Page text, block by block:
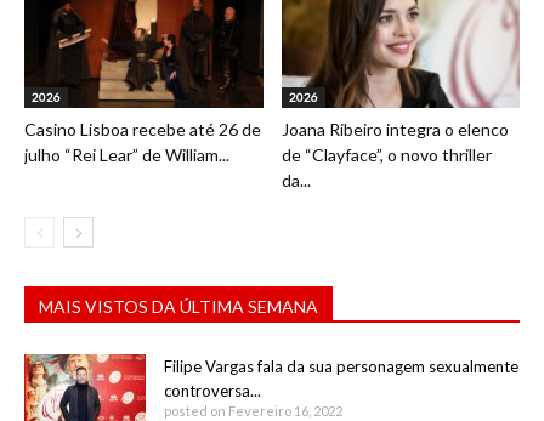
2026
Casino Lisboa recebe até 26 de
julho “Rei Lear” de William...
2026
Joana Ribeiro integra o elenco
de “Clayface”, o novo thriller
da...
MAIS VISTOS DA ÚLTIMA SEMANA
Filipe Vargas fala da sua personagem sexualmente
controversa...
posted on Fevereiro 16, 2022